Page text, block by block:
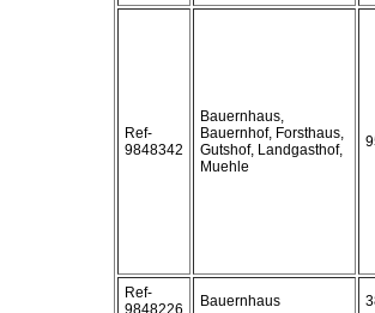
Ref-
9848342
Bauernhaus,
Bauernhof, Forsthaus,
Gutshof, Landgasthof,
Muehle
Ref-
9848226
Bauernhaus